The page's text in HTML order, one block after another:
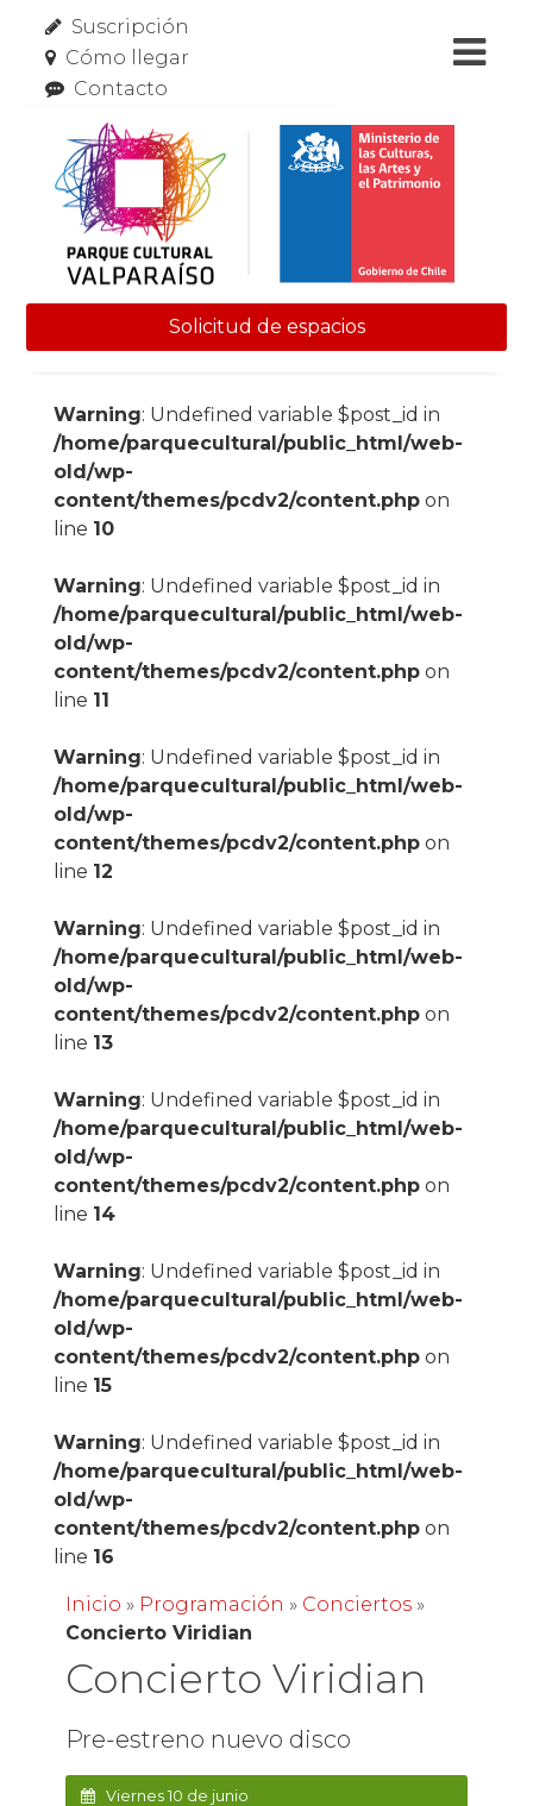
Suscripción
Cómo llegar
Contacto
Solicitud de espacios
Warning: Undefined variable $post_id in
/home/parquecultural/public_html/web-
old/wp-
content/themes/pcdv2/content.phpon
line 10
Warning: Undefined variable $post_id in
/home/parquecultural/public_html/web-
old/wp-
content/themes/pcdv2/content.phpon
line 11
Warning: Undefined variable $post_id in
/home/parquecultural/public_html/web-
old/wp-
content/themes/pcdv2/content.phpon
line 12
Warning: Undefined variable $post_id in
/home/parquecultural/public_html/web-
old/wp-
content/themes/pcdv2/content.phpon
line 13
Warning: Undefined variable $post_id in
/home/parquecultural/public_html/web-
old/wp-
content/themes/pcdv2/content.phpon
line 14
Warning: Undefined variable $post_id in
/home/parquecultural/public_html/web-
old/wp-
content/themes/pcdv2/content.phpon
line 15
Warning: Undefined variable $post_id in
/home/parquecultural/public_html/web-
old/wp-
content/themes/pcdv2/content.phpon
line 16
Inicio » Programación » Conciertos»
Concierto Viridian
Concierto Viridian
Pre-estreno nuevo disco
Viernes 10 de junio